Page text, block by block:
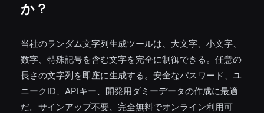
か？
当社のランダム文字列生成ツールは、大文字、小文字、
数字、特殊記号を含む文字を完全に制御できる。任意の
長さの文字列を即座に生成する。安全なパスワード、ユ
ニークID、APIキー、開発用ダミーデータの作成に最適
だ。サインアップ不要、完全無料でオンライン利用可